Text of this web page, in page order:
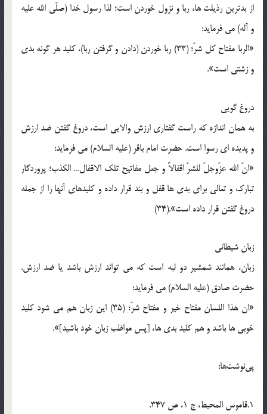
از بدترین رذیلت ها، ربا و نزول خوردن است؛ لذا رسول خدا (صلّی الله علیه
و آله) می فرماید:
«الربا مفتاح کل شرّ؛ (33) ربا خوردن (دادن و گرفتن ربا)، کلید هر گونه بدی
و زشتی است».
دروغ گویی
به همان اندازه که راست گفتاری ارزش والایی است، دروغ گفتن ضد ارزش
و پدیده ای رسوا است. حضرت امام باقر (علیه السلام) می فرماید:
«انّ الله عزّوجلّ للشرّ اقفالاً و جعل مفاتیح تلک الاقفال… الکذب؛ پروردگار
تبارک و تعالی برای بدی ها قفل و بند قرار داده و کلیدهای آنها را از جمله
دروغ گفتن قرار داده است».(34)
زبان شیطانی
زبان، همانند شمشیر دو لبه است که می تواند ارزش باشد یا ضد ارزش.
حضرت صادق (علیه السلام) می فرماید:
«ان هذا اللسان مفتاح خیر و مفتاح شرّ؛ (35) این زبان هم می شود کلید
خوبی ها باشد و هم کلید بدی ها، [پس مواظب زبان خود باشید]».
پی‌نوشت‌ها:
1.قاموس المحیط، ج 1، ص 347.